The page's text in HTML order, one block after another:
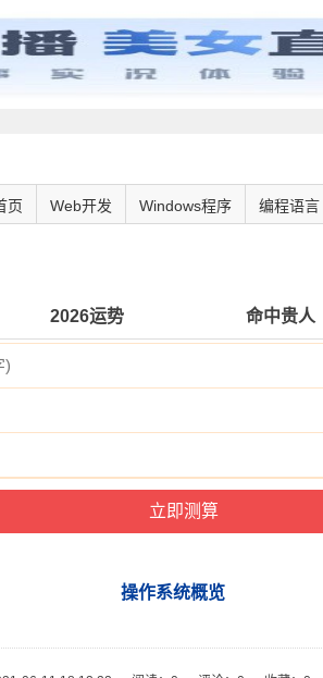
页 Web开发 Windows程序 编程语言
2026运势 命中贵人
操作系统概览